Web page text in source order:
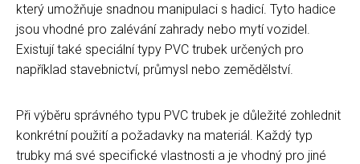
který umožňuje snadnou manipulaci s hadicí. Tyto hadice
jsou vhodné pro zalévání zahrady nebo mytí vozidel.
Existují také speciální typy PVC trubek určených pro
například stavebnictví, průmysl nebo zemědělství.
Při výběru správného typu PVC trubek je důležité zohlednit
konkrétní použití a požadavky na materiál. Každý typ
trubky má své specifické vlastnosti a je vhodný pro jiné